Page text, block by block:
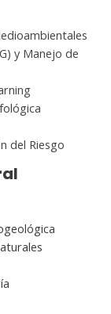
y Manejo de
del Riesgo